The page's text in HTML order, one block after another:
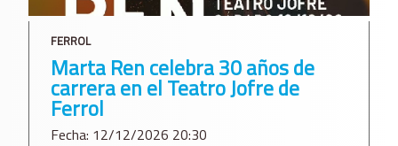
FERROL
Marta Ren celebra 30 años de
carrera en el Teatro Jofre de
Ferrol
Fecha: 12/12/2026 20:30